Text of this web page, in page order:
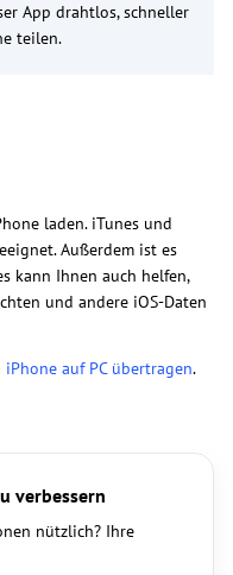
App drahtlos, schneller
teilen.
laden. iTunes und
Außerdem ist es
kann Ihnen auch helfen,
und andere iOS-Daten
auf PC übertragen.
verbessern
nützlich? Ihre